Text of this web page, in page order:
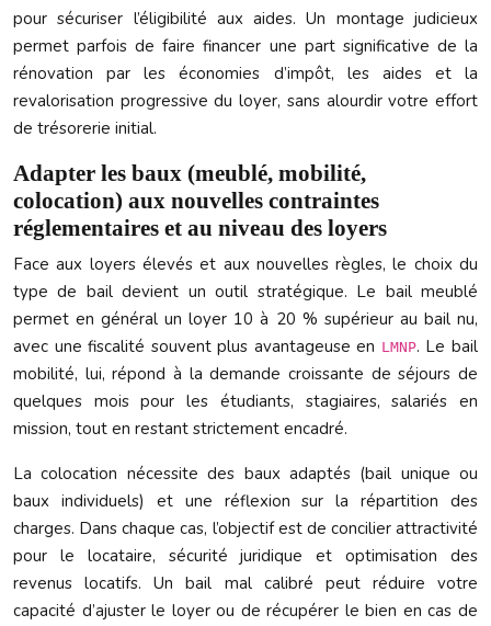
pour sécuriser l’éligibilité aux aides. Un montage judicieux
permet parfois de faire financer une part significative de la
rénovation par les économies d’impôt, les aides et la
revalorisation progressive du loyer, sans alourdir votre effort
de trésorerie initial.
Adapter les baux (meublé, mobilité,
colocation) aux nouvelles contraintes
réglementaires et au niveau des loyers
Face aux loyers élevés et aux nouvelles règles, le choix du
type de bail devient un outil stratégique. Le bail meublé
permet en général un loyer 10 à 20 % supérieur au bail nu,
avec une fiscalité souvent plus avantageuse en LMNP. Le bail
mobilité, lui, répond à la demande croissante de séjours de
quelques mois pour les étudiants, stagiaires, salariés en
mission, tout en restant strictement encadré.
La colocation nécessite des baux adaptés (bail unique ou
baux individuels) et une réflexion sur la répartition des
charges. Dans chaque cas, l’objectif est de concilier attractivité
pour le locataire, sécurité juridique et optimisation des
revenus locatifs. Un bail mal calibré peut réduire votre
capacité d’ajuster le loyer ou de récupérer le bien en cas de